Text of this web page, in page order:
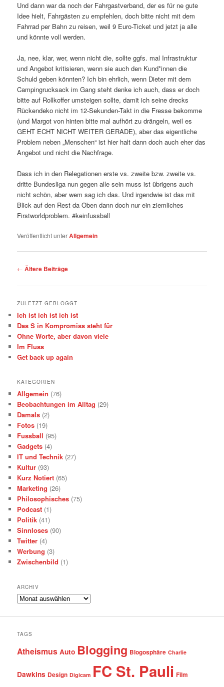
Und dann war da noch der Fahrgastverband, der es für ne gute
Idee hielt, Fahrgästen zu empfehlen, doch bitte nicht mit dem
Fahrrad per Bahn zu reisen, weil 9 Euro-Ticket und jetzt ja alle
und könnte voll werden.
Ja, nee, klar, wer, wenn nicht die, sollte ggfs. mal Infrastruktur
und Angebot kritisieren, wenn sie auch den Kund*innen die
Schuld geben könnten? Ich bin ehrlich, wenn Dieter mit dem
Campingrucksack im Gang steht denke ich auch, dass er doch
bitte auf Rollkoffer umsteigen sollte, damit ich seine drecks
Rückendeko nicht im 12-Sekunden-Takt in die Fresse bekomme
(und Margot von hinten bitte mal aufhört zu drängeln, weil es
GEHT ECHT NICHT WEITER GERADE), aber das eigentliche
Problem neben „Menschen“ ist hier halt dann doch auch eher das
Angebot und nicht die Nachfrage.
Dass ich in den Relegationen erste vs. zweite bzw. zweite vs.
dritte Bundesliga nun gegen alle sein muss ist übrigens auch
nicht schön, aber wem sag ich das. Und irgendwie ist das mit
Blick auf den Rest da Oben dann doch nur ein ziemliches
Firstworldproblem. #keinfussball
Veröffentlicht unterAllgemein
Beitrags-
← Ältere Beiträge
ZULETZT GEBLOGGT
Ich ist ich ist ich ist
Das S in Kompromiss steht für
Ohne Worte, aber davon viele
Im Fluss
Get back up again
KATEGORIEN
Allgemein (76)
Beobachtungen im Alltag (29)
Damals (2)
Fotos (19)
Fussball (95)
Gadgets (4)
IT und Technik (27)
Kultur (93)
Kurz Notiert (65)
Marketing (26)
Philosophisches (75)
Podcast (1)
Politik (41)
Sinnloses (90)
Twitter (4)
Werbung (3)
Zwischenbild (1)
ARCHIV
Archiv
TAGS
Atheismus Auto Blogging Blogosphäre Charlie
Dawkins Design Digicam FC St. Pauli Film